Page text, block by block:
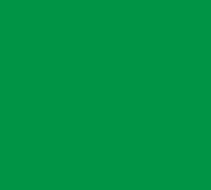
फाइदा
अदालतले
सेन्चुरी
हाल्न नमिल्ने
रहेको पार्वती